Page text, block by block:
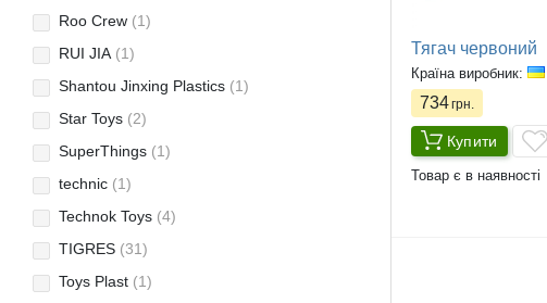
Тягач червоний
Країна виробник:
734грн.
Купити
Товар є в наявності
Roo Crew (1)
RUI JIA (1)
Shantou Jinxing Plastics (1)
Star Toys (2)
SuperThings (1)
technic (1)
Technok Toys (4)
TIGRES (31)
Toys Plast (1)